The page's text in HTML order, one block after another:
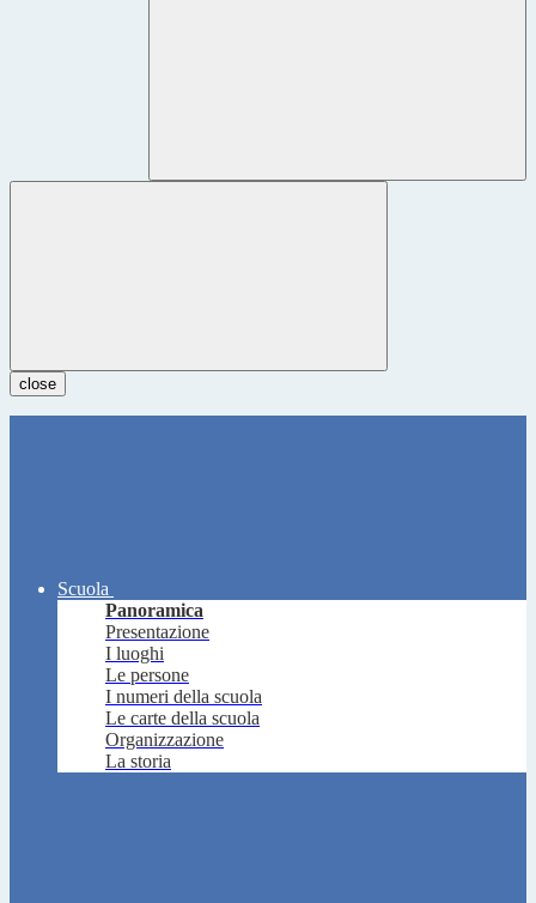
close
Scuola
Panoramica
Presentazione
I luoghi
Le persone
I numeri della scuola
Le carte della scuola
Organizzazione
La storia